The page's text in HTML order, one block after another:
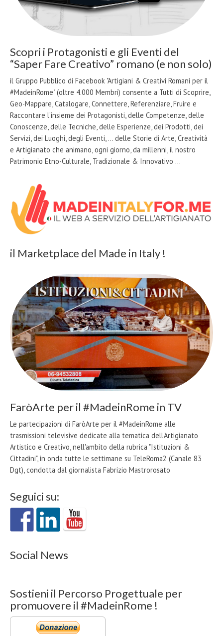
Scopri i Protagonisti e gli Eventi del
“Saper Fare Creativo” romano (e non solo)
il Gruppo Pubblico di Facebook "Artigiani & Creativi Romani per il
#MadeinRome" (oltre 4.000 Membri) consente a Tutti di Scoprire,
Geo-Mappare, Catalogare, Connettere, Referenziare, Fruire e
Raccontare l’insieme dei Protagonisti, delle Competenze, delle
Conoscenze, delle Tecniche, delle Esperienze, dei Prodotti, dei
Servizi, dei Luoghi, degli Eventi, … delle Storie di Arte, Creatività
e Artigianato che animano, ogni giorno, da millenni, il nostro
Patrimonio Etno-Culturale, Tradizionale & Innovativo …
il Marketplace del Made in Italy !
FaròArte per il #MadeinRome in TV
Le partecipazioni di FaròArte per il #MadeinRome alle
trasmissioni televisive dedicate alla tematica dell'Artigianato
Artistico e Creativo, nell'ambito della rubrica "Istituzioni &
Cittadini", in onda tutte le settimane su TeleRoma2 (Canale 83
Dgt), condotta dal giornalista Fabrizio Mastrorosato
Seguici su:
Social News
Sostieni il Percorso Progettuale per
promuovere il #MadeinRome !